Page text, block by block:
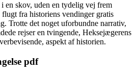
en skov, uden en tydelig vej frem
fra historiens vendinger gratis
Trotte det noget uforbundne narrativ,
rejser en tvingende, Heksejægerens
aspekt af historien.
pdf